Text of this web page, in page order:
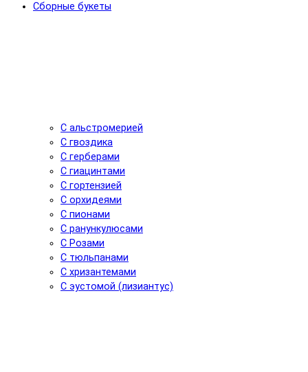
Сборные букеты
С альстромерией
С гвоздика
С герберами
С гиацинтами
С гортензией
С орхидеями
С пионами
С ранункулюсами
С Розами
С тюльпанами
С хризантемами
С эустомой (лизиантус)